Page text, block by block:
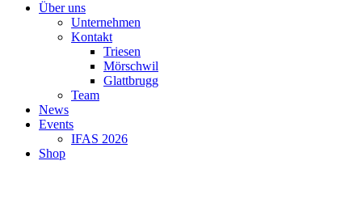
Über uns
Unternehmen
Kontakt
Triesen
Mörschwil
Glattbrugg
Team
News
Events
IFAS 2026
Shop